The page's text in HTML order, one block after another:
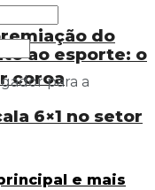
do
coroa
ao esporte: o
6×1 no setor
para a